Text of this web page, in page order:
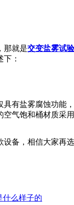
那就是交变盐雾试
：
有盐雾腐蚀功能
气饱和桶材质采
备，相信大家再
么样子的